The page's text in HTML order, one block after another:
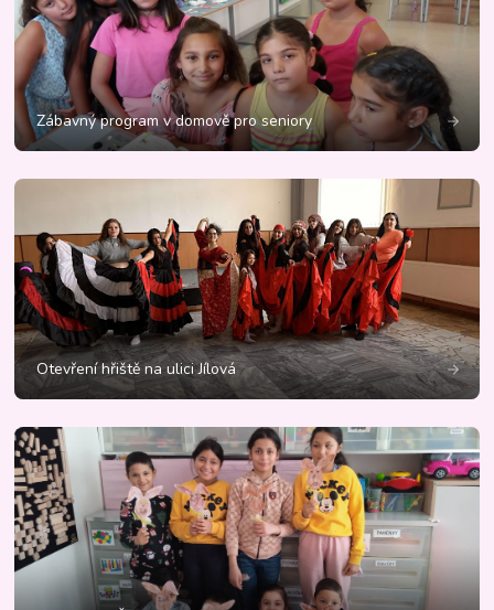
Zábavný program v domově pro seniory
Otevření hřiště na ulici Jílová